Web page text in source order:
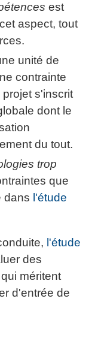
est
aspect, tout
unité de
contrainte
s'inscrit
dont le
du tout.
trop
que
dans l'étude
l'étude
des
qui méritent
d'entrée de